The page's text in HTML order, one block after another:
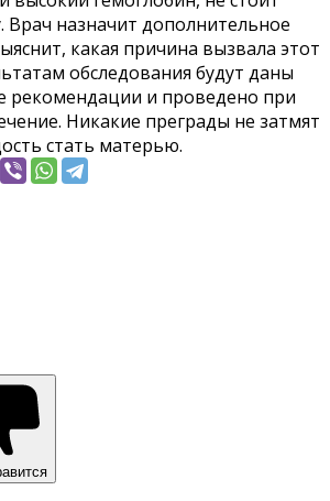
Врач назначит дополнительное
какая причина вызвала этот
обследования будут даны
рекомендации и проведено при
Никакие преграды не затмят
стать матерью.